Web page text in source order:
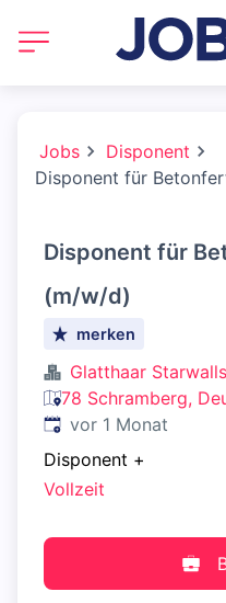
Jobs
Disponent
Disponent für
Disponent für
(m/w/d)
merken
Glatthaar
78 Schramberg,
Veröffentlicht:
vor 1 Monat
Disponent +
Vollzeit